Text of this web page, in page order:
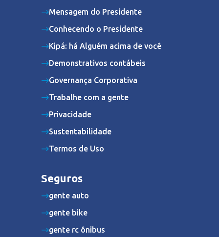
Mensagem do Presidente
Conhecendo o Presidente
Kipá: há Alguém acima de você
Demonstrativos contábeis
Governança Corporativa
Trabalhe com a gente
Privacidade
Sustentabilidade
Termos de Uso
Seguros
gente auto
gente bike
gente rc ônibus